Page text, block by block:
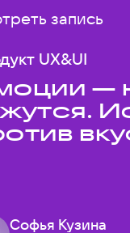
запись
UX&UI
—
Софья Кузина